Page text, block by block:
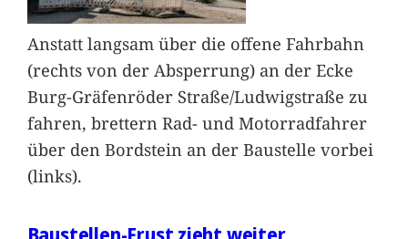
Anstatt langsam über die offene Fahrbahn
(rechts von der Absperrung) an der Ecke
Burg-Gräfenröder Straße/Ludwigstraße zu
fahren, brettern Rad- und Motorradfahrer
über den Bordstein an der Baustelle vorbei
(links).